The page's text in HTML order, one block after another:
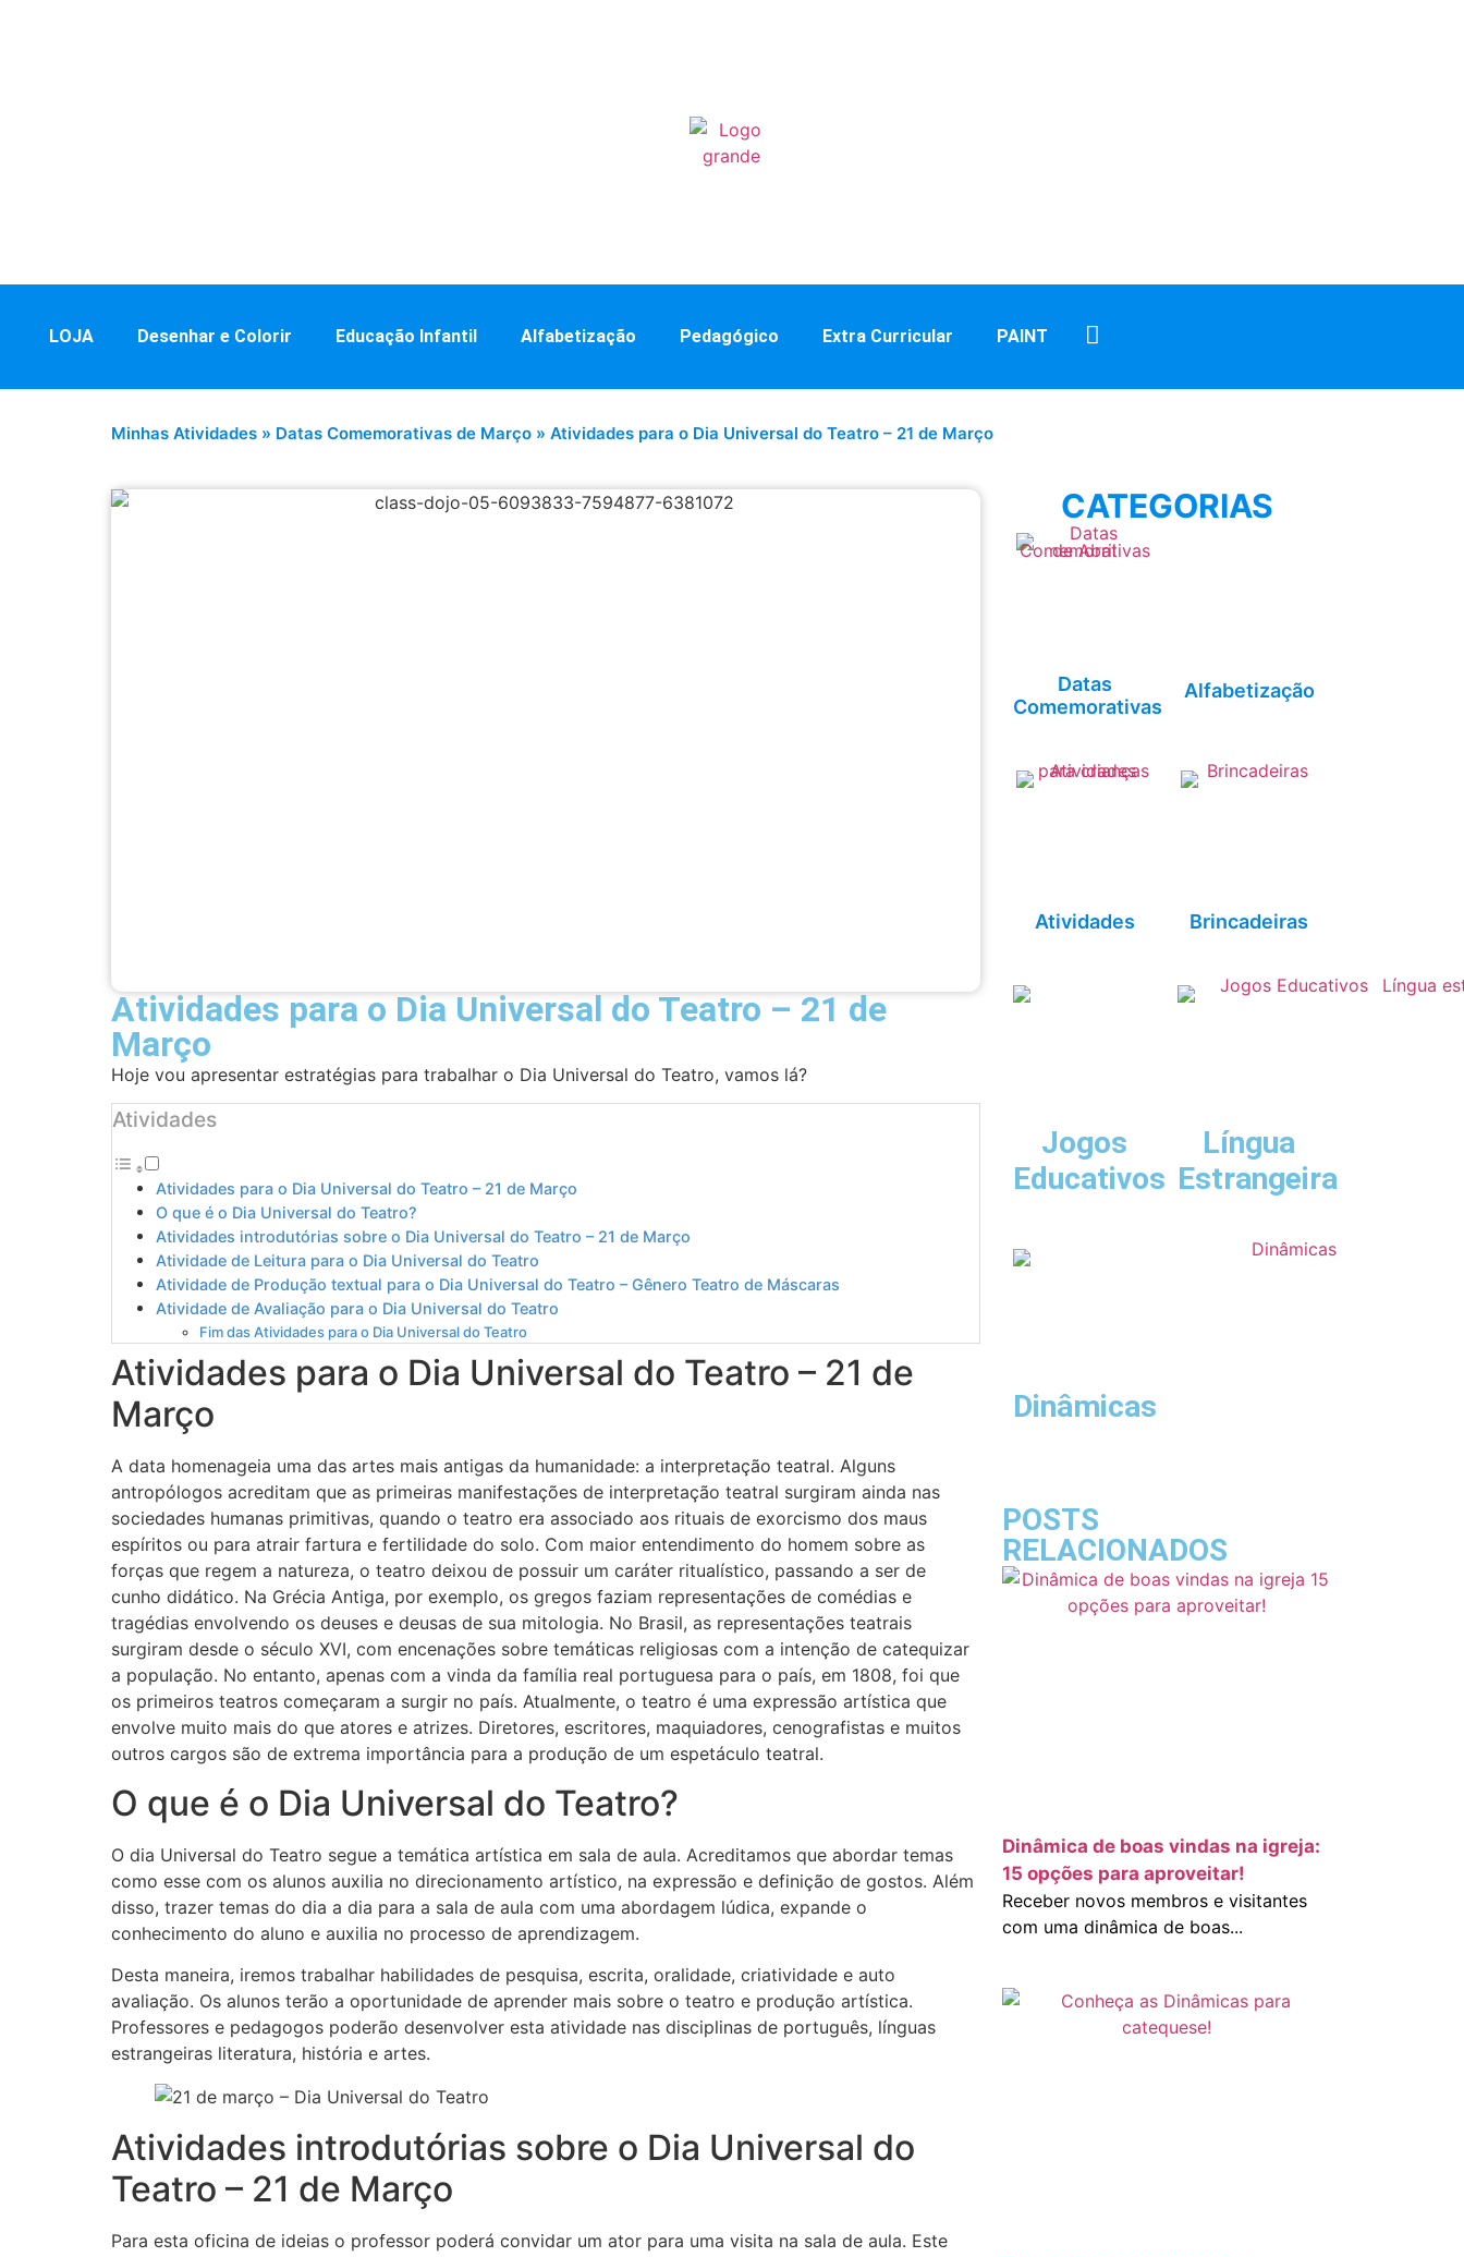
LOJA Desenhar e Colorir Educação Infantil Alfabetização Pedagógico Extra Curricular PAINT
Minhas Atividades » Datas Comemorativas de Março » Atividades para o Dia Universal do Teatro – 21 de Março
Atividades para o Dia Universal do Teatro – 21 de
Março
Hoje vou apresentar estratégias para trabalhar o Dia Universal do Teatro, vamos lá?
Atividades
Atividades para o Dia Universal do Teatro – 21 de Março
O que é o Dia Universal do Teatro?
Atividades introdutórias sobre o Dia Universal do Teatro – 21 de Março
Atividade de Leitura para o Dia Universal do Teatro
Atividade de Produção textual para o Dia Universal do Teatro – Gênero Teatro de Máscaras
Atividade de Avaliação para o Dia Universal do Teatro
Fim das Atividades para o Dia Universal do Teatro
Atividades para o Dia Universal do Teatro – 21 de
Março
A data homenageia uma das artes mais antigas da humanidade: a interpretação teatral. Alguns
antropólogos acreditam que as primeiras manifestações de interpretação teatral surgiram ainda nas
sociedades humanas primitivas, quando o teatro era associado aos rituais de exorcismo dos maus
espíritos ou para atrair fartura e fertilidade do solo. Com maior entendimento do homem sobre as
forças que regem a natureza, o teatro deixou de possuir um caráter ritualístico, passando a ser de
cunho didático. Na Grécia Antiga, por exemplo, os gregos faziam representações de comédias e
tragédias envolvendo os deuses e deusas de sua mitologia. No Brasil, as representações teatrais
surgiram desde o século XVI, com encenações sobre temáticas religiosas com a intenção de catequizar
a população. No entanto, apenas com a vinda da família real portuguesa para o país, em 1808, foi que
os primeiros teatros começaram a surgir no país. Atualmente, o teatro é uma expressão artística que
envolve muito mais do que atores e atrizes. Diretores, escritores, maquiadores, cenografistas e muitos
outros cargos são de extrema importância para a produção de um espetáculo teatral.
O que é o Dia Universal do Teatro?
O dia Universal do Teatro segue a temática artística em sala de aula. Acreditamos que abordar temas
como esse com os alunos auxilia no direcionamento artístico, na expressão e definição de gostos. Além
disso, trazer temas do dia a dia para a sala de aula com uma abordagem lúdica, expande o
conhecimento do aluno e auxilia no processo de aprendizagem.
Desta maneira, iremos trabalhar habilidades de pesquisa, escrita, oralidade, criatividade e auto
avaliação. Os alunos terão a oportunidade de aprender mais sobre o teatro e produção artística.
Professores e pedagogos poderão desenvolver esta atividade nas disciplinas de português, línguas
estrangeiras literatura, história e artes.
Atividades introdutórias sobre o Dia Universal do
Teatro – 21 de Março
Para esta oficina de ideias o professor poderá convidar um ator para uma visita na sala de aula. Este
CATEGORIAS
Datas
Comemorativas
Alfabetização
Atividades Brincadeiras
Jogos
Educativos
Língua
Estrangeira
Dinâmicas
POSTS
RELACIONADOS
Dinâmica de boas vindas na igreja:
15 opções para aproveitar!
Receber novos membros e visitantes
com uma dinâmica de boas...